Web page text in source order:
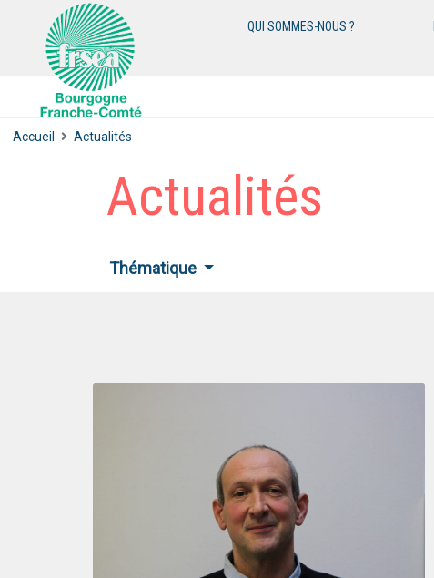
QUI SOMMES-NOUS ?
Accueil Actualités
Actualités
Thématique